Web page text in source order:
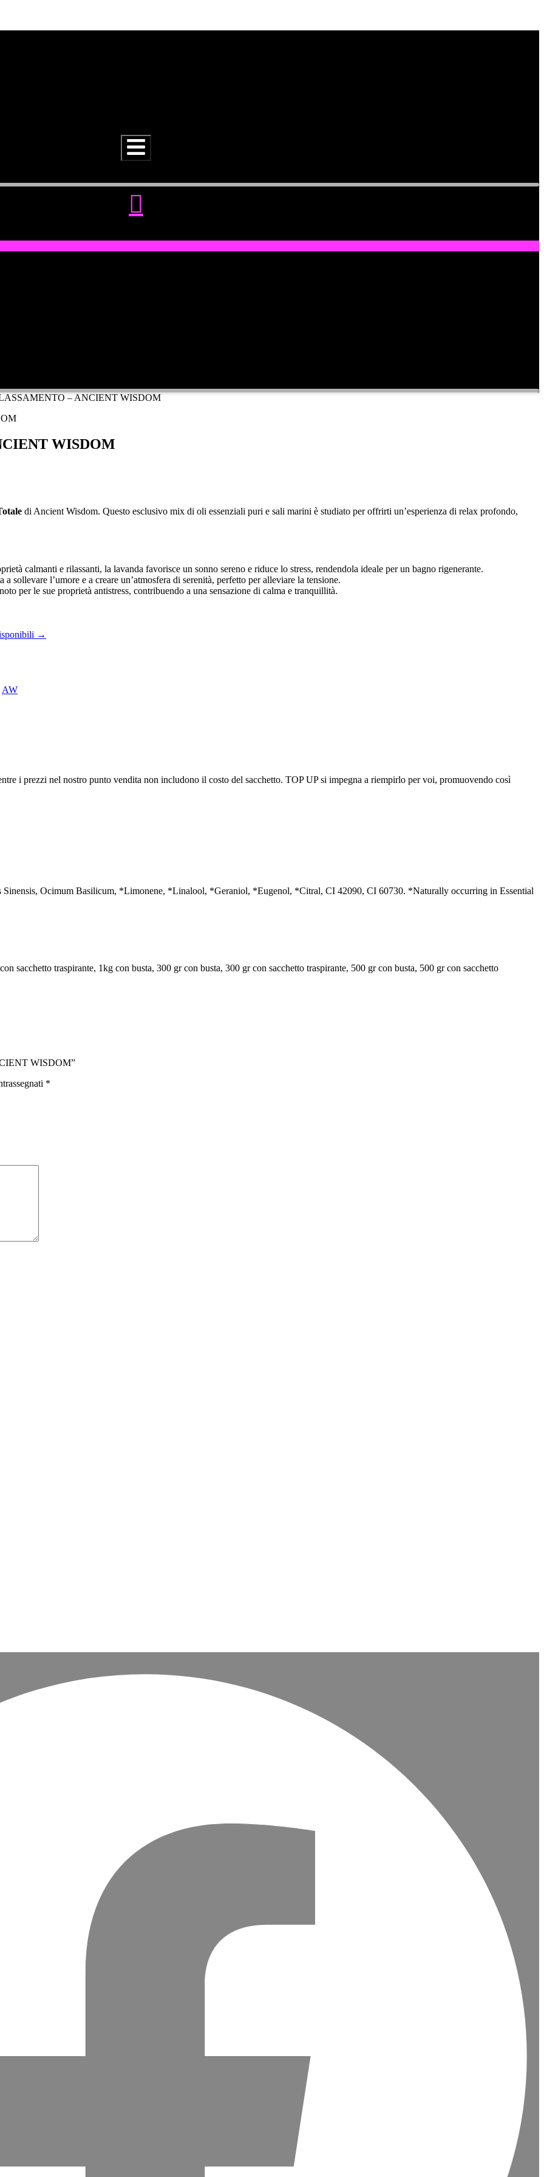
– ANCIENT WISDOM
WISDOM
di Ancient Wisdom. Questo esclusivo mix di oli essenziali puri e sali marini è studiato per offrirti un’esperienza di relax profondo,
calmanti e rilassanti, la lavanda favorisce un sonno sereno e riduce lo stress, rendendola ideale per un bagno rigenerante.
sollevare l’umore e a creare un’atmosfera di serenità, perfetto per alleviare la tensione.
per le sue proprietà antistress, contribuendo a una sensazione di calma e tranquillità.
→
AW
i prezzi nel nostro punto vendita non includono il costo del sacchetto. TOP UP si impegna a riempirlo per voi, promuovendo così
Ocimum Basilicum, *Limonene, *Linalool, *Geraniol, *Eugenol, *Citral, CI 42090, CI 60730. *Naturally occurring in Essential
sacchetto traspirante, 1kg con busta, 300 gr con busta, 300 gr con sacchetto traspirante, 500 gr con busta, 500 gr con sacchetto
WISDOM”
*